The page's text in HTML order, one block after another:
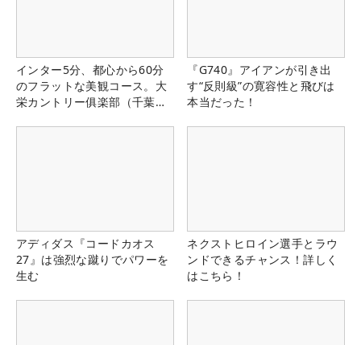
インター5分、都心から60分
のフラットな美観コース。大
栄カントリー俱楽部（千葉
『G740』アイアンが引き出
す“反則級”の寛容性と飛びは
本当だった！
アディダス『コードカオス
27』は強烈な蹴りでパワーを
生む
ネクストヒロイン選手とラウ
ンドできるチャンス！詳しく
はこちら！